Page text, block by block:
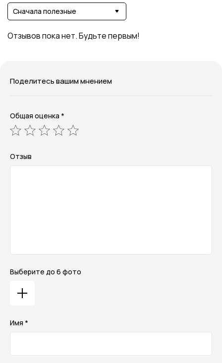
Сначала полезные
Отзывов пока нет. Будьте первым!
Поделитесь вашим мнением
Общая оценка *
Отзыв
Выберите до 6 фото
Имя *